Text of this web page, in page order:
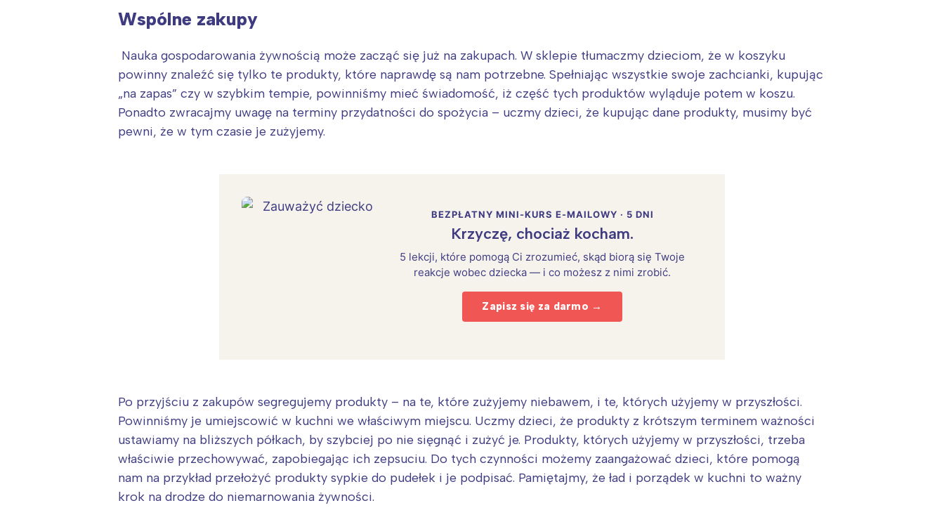
Wspólne zakupy
Nauka gospodarowania żywnością może zacząć się już na zakupach. W sklepie tłumaczmy dzieciom, że w koszyku
powinny znaleźć się tylko te produkty, które naprawdę są nam potrzebne. Spełniając wszystkie swoje zachcianki, kupując
„na zapas” czy w szybkim tempie, powinniśmy mieć świadomość, iż część tych produktów wyląduje potem w koszu.
Ponadto zwracajmy uwagę na terminy przydatności do spożycia – uczmy dzieci, że kupując dane produkty, musimy być
pewni, że w tym czasie je zużyjemy.
BEZPŁATNY MINI-KURS E-MAILOWY · 5 DNI
Krzyczę, chociaż kocham.
5 lekcji, które pomogą Ci zrozumieć, skąd biorą się Twoje
reakcje wobec dziecka — i co możesz z nimi zrobić.
Zapisz się za darmo →
Po przyjściu z zakupów segregujemy produkty – na te, które zużyjemy niebawem, i te, których użyjemy w przyszłości.
Powinniśmy je umiejscowić w kuchni we właściwym miejscu. Uczmy dzieci, że produkty z krótszym terminem ważności
ustawiamy na bliższych półkach, by szybciej po nie sięgnąć i zużyć je. Produkty, których użyjemy w przyszłości, trzeba
właściwie przechowywać, zapobiegając ich zepsuciu. Do tych czynności możemy zaangażować dzieci, które pomogą
nam na przykład przełożyć produkty sypkie do pudełek i je podpisać. Pamiętajmy, że ład i porządek w kuchni to ważny
krok na drodze do niemarnowania żywności.